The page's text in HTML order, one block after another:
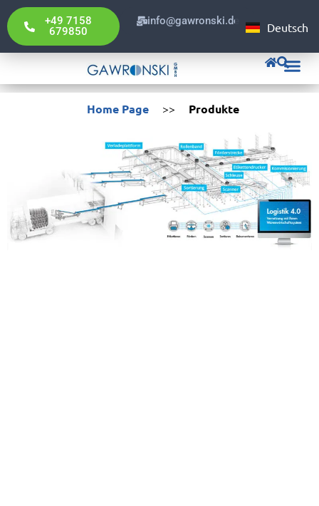
+49 7158
679850
info@gawronski.de Deutsch
English
Home Page >> Produkte